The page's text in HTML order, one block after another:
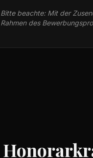
Bitte beachte: Mit der
Rahmen des